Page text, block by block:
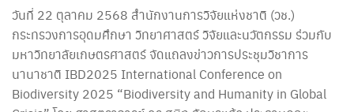
วันที่ 22 ตุลาคม 2568 สำนักงานการวิจัยแห่งชาติ (วช.)
กระทรวงการอุดมศึกษา วิทยาศาสตร์ วิจัยและนวัตกรรม ร่วมกับ
มหาวิทยาลัยเกษตรศาสตร์ จัดแถลงข่าวการประชุมวิชาการ
นานาชาติ IBD2025 International Conference on
Biodiversity 2025 “Biodiversity and Humanity in Global